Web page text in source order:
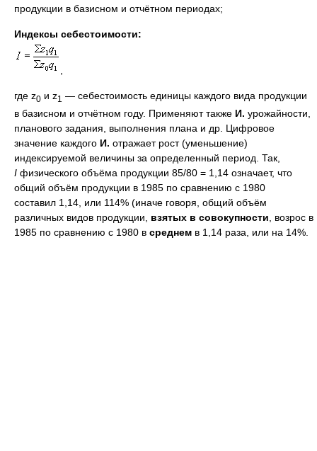
продукции в базисном и отчётном периодах;
Индексы себестоимости:
где z0 и z1 — себестоимость единицы каждого вида продукции
в базисном и отчётном году. Применяют также И. урожайности,
планового задания, выполнения плана и др. Цифровое
значение каждого И. отражает рост (уменьшение)
индексируемой величины за определенный период. Так,
I физического объёма продукции 85/80 = 1,14 означает, что
общий объём продукции в 1985 по сравнению с 1980
составил 1,14, или 114% (иначе говоря, общий объём
различных видов продукции, взятых в совокупности , возрос в
1985 по сравнению с 1980 в среднем в 1,14 раза, или на 14%.